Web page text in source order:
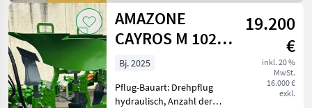
Überlastsicherung
/ Ovlac
AMAZONE
CAYROS M 1020V
3-SCHAR
19.200
€
inkl. 20 %
MwSt.
16.000 €
exkl.
Bj. 2025
Pflug-Bauart: Drehpflug
hydraulisch, Anzahl der